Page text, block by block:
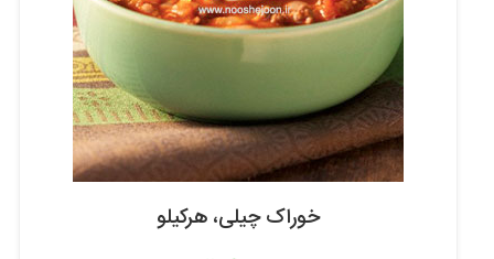
خوراک چیلی، هرکیلو